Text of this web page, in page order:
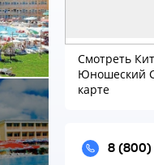
Консультации и
Смотреть
Юношеский
карте
8 (800)